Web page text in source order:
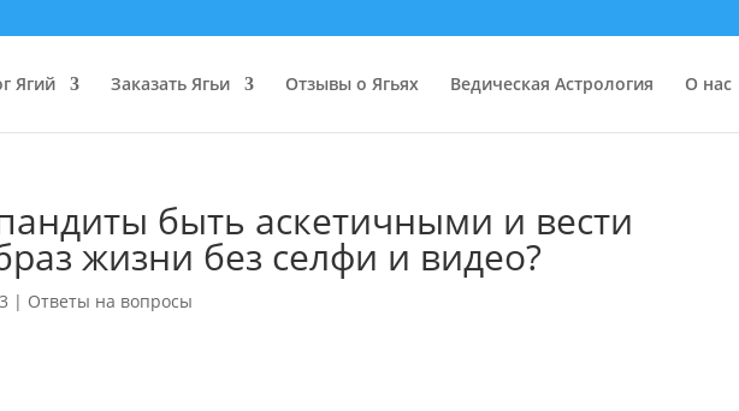
Ягий Заказать Ягьи Отзывы о Ягьях Ведическая Астрология О нас
быть аскетичными и вести
жизни без селфи и видео?
| Ответы на вопросы